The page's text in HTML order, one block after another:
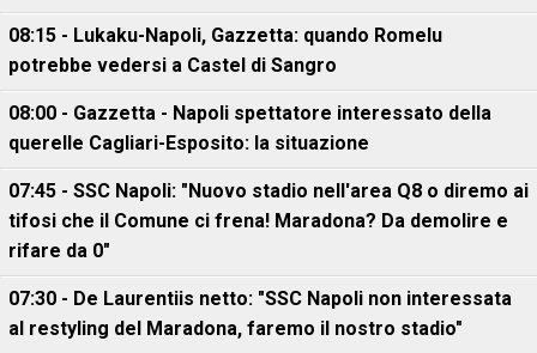
08:15 - Lukaku-Napoli, Gazzetta: quando Romelu
potrebbe vedersi a Castel di Sangro
08:00 - Gazzetta - Napoli spettatore interessato della
querelle Cagliari-Esposito: la situazione
07:45 - SSC Napoli: "Nuovo stadio nell'area Q8 o diremo ai
tifosi che il Comune ci frena! Maradona? Da demolire e
rifare da 0"
07:30 - De Laurentiis netto: "SSC Napoli non interessata
al restyling del Maradona, faremo il nostro stadio"